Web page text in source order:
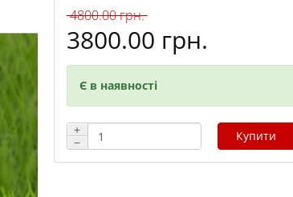
4800.00 грн.
3800.00 грн.
Є в наявності
+
−
Купити